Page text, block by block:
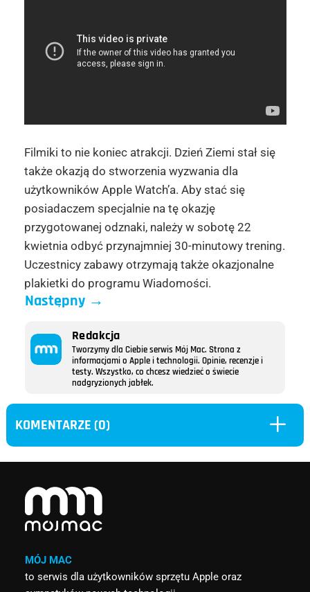
Filmiki to nie koniec atrakcji. Dzień Ziemi stał się
także okazją do stworzenia wyzwania dla
użytkowników Apple Watch’a. Aby stać się
posiadaczem specjalnie na tę okazję
przygotowanej odznaki, należy w sobotę 22
kwietnia odbyć przynajmniej 30-minutowy trening.
Uczestnicy zabawy otrzymają także okazjonalne
plakietki do programu Wiadomości.
Następny→
Redakcja
Tworzymy dla Ciebie serwis Mój Mac. Strona z
informacjami o Apple i technologii. Opinie, recenzje i
testy. Wszystko, co chcesz wiedzieć o świecie
nadgryzionych jabłek.
KOMENTARZE (0) L
MÓJ MAC
to serwis dla użytkowników sprzętu Apple oraz